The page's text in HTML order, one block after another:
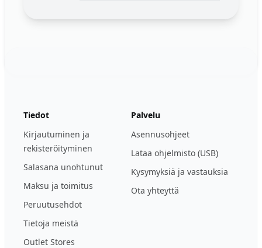
Tiedot
Kirjautuminen ja
rekisteröityminen
Salasana unohtunut
Maksu ja toimitus
Peruutusehdot
Tietoja meistä
Outlet Stores
Palvelu
Asennusohjeet
Lataa ohjelmisto (USB)
Kysymyksiä ja vastauksia
Ota yhteyttä